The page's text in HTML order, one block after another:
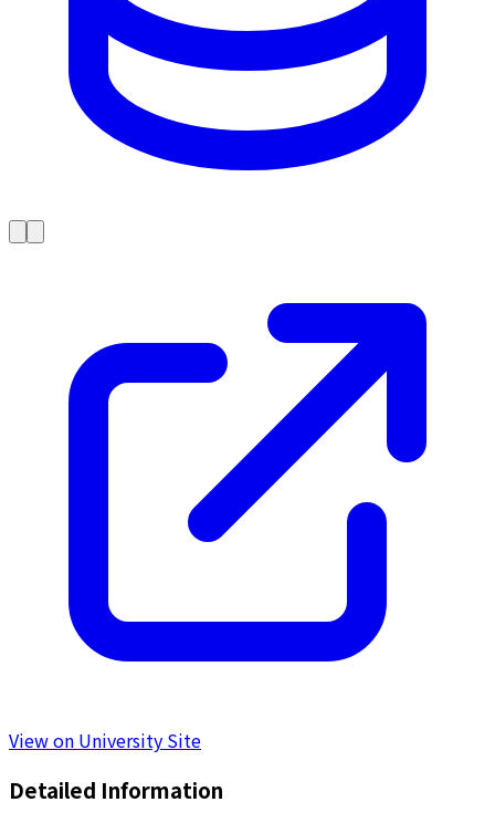
View on University Site
Detailed Information